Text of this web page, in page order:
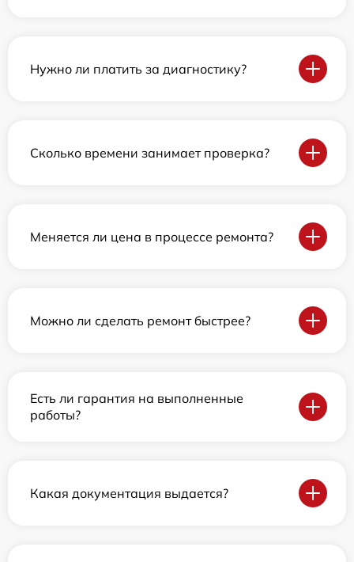
Нужно ли платить за диагностику?
Сколько времени занимает проверка?
Меняется ли цена в процессе ремонта?
Можно ли сделать ремонт быстрее?
Есть ли гарантия на выполненные
работы?
Какая документация выдается?